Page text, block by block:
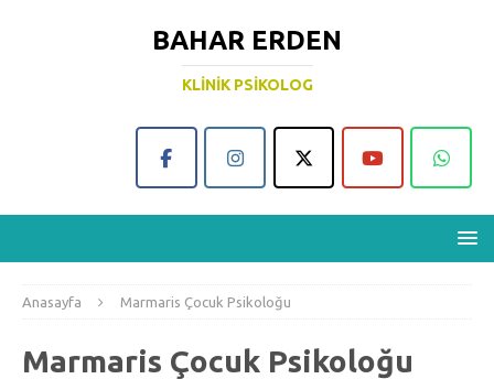
BAHAR ERDEN
KLINIK PSIKOLOG
Anasayfa Marmaris Çocuk Psikoloğu
Marmaris Çocuk Psikoloğu